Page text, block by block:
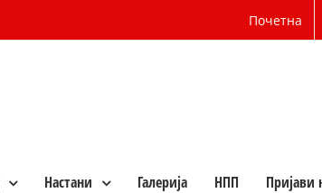
Почетна
Настани Галерија НПП Пријави